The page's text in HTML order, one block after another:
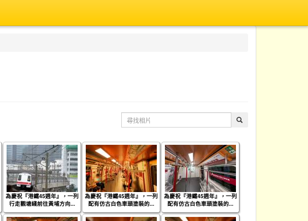
為慶祝『港鐵45週年』，一列
行走觀塘綫前往黃埔方向...
為慶祝『港鐵45週年』，一列
配有仿古白色車頭塗裝的...
為慶祝『港鐵45週年』，一列
配有仿古白色車頭塗裝的...